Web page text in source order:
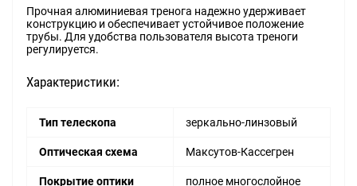
Прочная алюминиевая тренога надежно удерживает
конструкцию и обеспечивает устойчивое положение
трубы. Для удобства пользователя высота треноги
регулируется.
Характеристики:
Тип телескопа зеркально-линзовый
Оптическая схема Максутов-Кассегрен
Покрытие оптики полное многослойное